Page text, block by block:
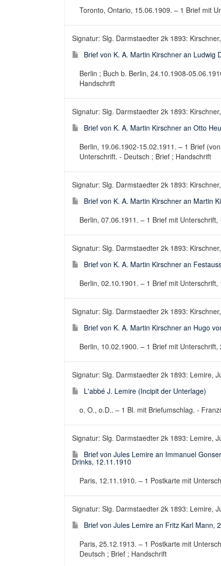
Toronto, Ontario, 15.06.1909. – 1 Brief mit
Signatur: Slg. Darmstaedter 2k 1893:
Brief von K. A. Martin Kirschner an Ludwig
Berlin ; Buch b. Berlin, 24.10.1908-
Handschrift
Signatur: Slg. Darmstaedter 2k 1893:
Brief von K. A. Martin Kirschner an Otto
Berlin, 19.06.1902-15.02.1911. – 1 Brief
Unterschrift. - Deutsch ; Brief ; Handschrift
Signatur: Slg. Darmstaedter 2k 1893:
Brief von K. A. Martin Kirschner an Martin
Berlin, 07.06.1911. – 1 Brief mit
Signatur: Slg. Darmstaedter 2k 1893:
Brief von K. A. Martin Kirschner an
Berlin, 02.10.1901. – 1 Brief mit
Signatur: Slg. Darmstaedter 2k 1893:
Brief von K. A. Martin Kirschner an Hugo
Berlin, 10.02.1900. – 1 Brief mit
Signatur: Slg. Darmstaedter 2k 1893: Lemire,
L'abbé J. Lemire (Incipit der Unterlage)
o. O., o.D.. – 1 Bl. mit Briefumschlag. -
Signatur: Slg. Darmstaedter 2k 1893: Lemire,
Brief von Jules Lemire an Immanuel
Drinks, 12.11.1910
Paris, 12.11.1910. – 1 Postkarte mit
Signatur: Slg. Darmstaedter 2k 1893: Lemire,
Brief von Jules Lemire an Fritz Karl Mann,
Paris, 25.12.1913. – 1 Postkarte mit
Deutsch ; Brief ; Handschrift